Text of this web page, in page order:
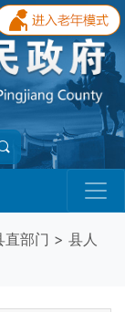
直部门 > 县人